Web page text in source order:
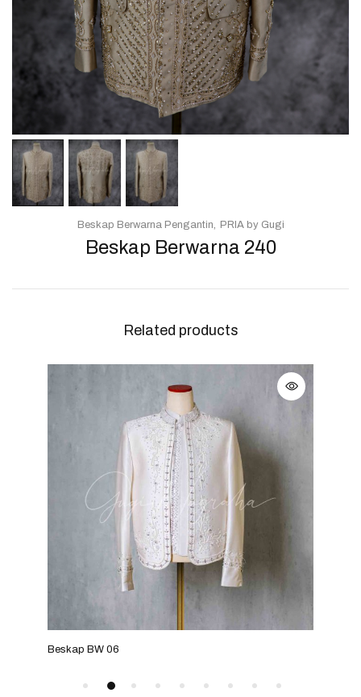
Beskap Berwarna 240
Beskap Berwarna Pengantin PRIA by Gugi
Related products
Beskap BW 06